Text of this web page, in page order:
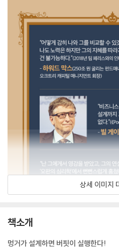
상세 이미지
책소개
멍거가 설계하면 버핏이 실행한다!